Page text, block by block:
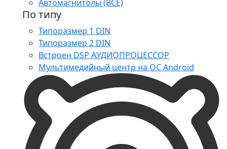
Автомагнитолы (ВСЕ)
По типу
Типоразмер 1 DIN
Типоразмер 2 DIN
Встроен DSP АУДИОПРОЦЕССОР
Мультимедийный центр на ОС Android